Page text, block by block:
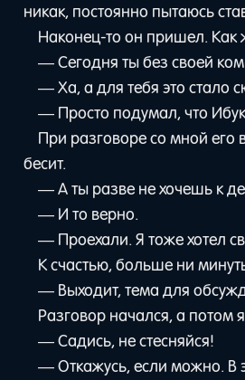
никак, постоянно пытаюсь
Наконец-то он пришел. Как
— Сегодня ты без своей
— Ха, а для тебя это стало
— Просто подумал, что
При разговоре со мной
бесит.
— А ты разве не хочешь к
— И то верно.
— Проехали. Я тоже хотел
К счастью, больше ни
— Выходит, тема для
Разговор начался, а потом
— Садись, не стесняйся!
— Откажусь, если можно. В